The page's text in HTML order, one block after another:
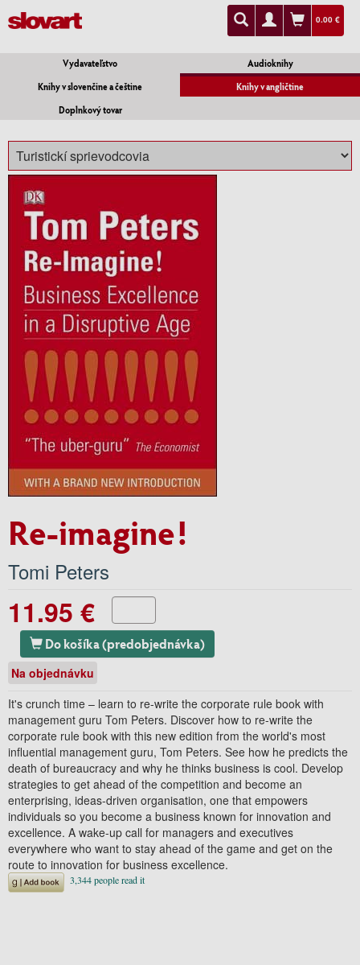
0.00 €
Vydavateľstvo
Audioknihy
Knihy v slovenčine a češtine
Knihy v angličtine
Doplnkový tovar
Re-imagine!
Tomi Peters
11.95 €
Do košíka (predobjednávka)
Na objednávku
It's crunch time – learn to re-write the corporate rule book with
management guru Tom Peters. Discover how to re-write the
corporate rule book with this new edition from the world's most
influential management guru, Tom Peters. See how he predicts the
death of bureaucracy and why he thinks business is cool. Develop
strategies to get ahead of the competition and become an
enterprising, ideas-driven organisation, one that empowers
individuals so you become a business known for innovation and
excellence. A wake-up call for managers and executives
everywhere who want to stay ahead of the game and get on the
route to innovation for business excellence.